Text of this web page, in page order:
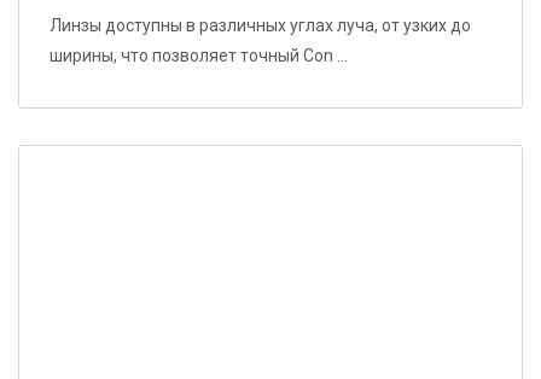
использования в магазинах/технике
Линзы доступны в различных углах луча, от узких до
ширины, что позволяет точный Con ...